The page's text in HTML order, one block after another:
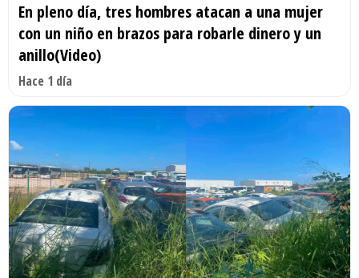
En pleno día, tres hombres atacan a una mujer
con un niño en brazos para robarle dinero y un
anillo(Video)
Hace 1 día